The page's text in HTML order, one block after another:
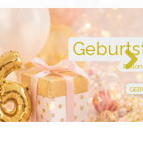
Stil